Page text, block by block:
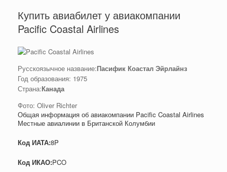
Купить авиабилет у авиакомпании
Pacific Coastal Airlines
Русскоязычное название:Пасифик Коастал Эйрлайнз
Год образования: 1975
Страна:Канада
Фото: Oliver Richter
Общая информация об авиакомпании Pacific Coastal Airlines
Местные авиалинии в Британской Колумбии
Код ИАТА:8P
Код ИКАО:PCO